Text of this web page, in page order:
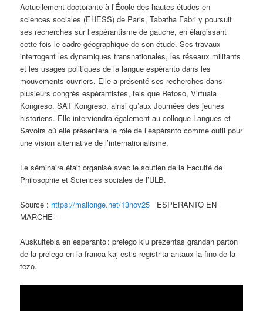
Actuellement doctorante à l’École des hautes études en
sciences sociales (EHESS) de Paris, Tabatha Fabri y poursuit
ses recherches sur l’espérantisme de gauche, en élargissant
cette fois le cadre géographique de son étude. Ses travaux
interrogent les dynamiques transnationales, les réseaux militants
et les usages politiques de la langue espéranto dans les
mouvements ouvriers. Elle a présenté ses recherches dans
plusieurs congrès espérantistes, tels que Retoso, Virtuala
Kongreso, SAT Kongreso, ainsi qu’aux Journées des jeunes
historiens. Elle interviendra également au colloque Langues et
Savoirs où elle présentera le rôle de l’espéranto comme outil pour
une vision alternative de l’internationalisme.
Le séminaire était organisé avec le soutien de la Faculté de
Philosophie et Sciences sociales de l’ULB.
Source : https://mallonge.net/13nov25 ESPERANTO EN
MARCHE –
Auskultebla en esperanto : prelego kiu prezentas grandan parton
de la prelego en la franca kaj estis registrita antaux la fino de la
tezo.